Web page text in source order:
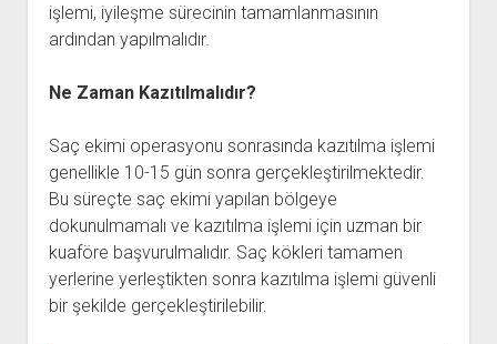
işlemi, iyileşme sürecinin tamamlanmasının
ardından yapılmalıdır.
Ne Zaman Kazıtılmalıdır?
Saç ekimi operasyonu sonrasında kazıtılma işlemi
genellikle 10-15 gün sonra gerçekleştirilmektedir.
Bu süreçte saç ekimi yapılan bölgeye
dokunulmamalı ve kazıtılma işlemi için uzman bir
kuaföre başvurulmalıdır. Saç kökleri tamamen
yerlerine yerleştikten sonra kazıtılma işlemi güvenli
bir şekilde gerçekleştirilebilir.